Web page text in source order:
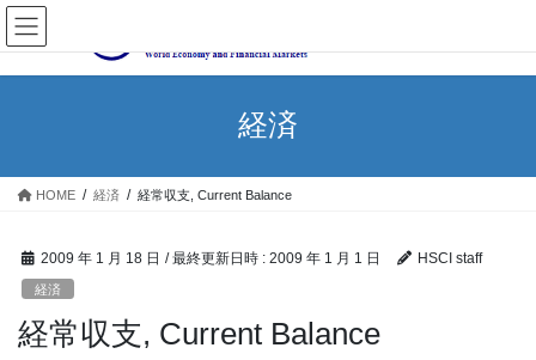
経済
HOME 経済 経常収支, Current Balance
2009 年 1 月 18 日 / 最終更新日時 : 2009 年 1 月 1 日 HSCI staff
経済
経常収支, Current Balance